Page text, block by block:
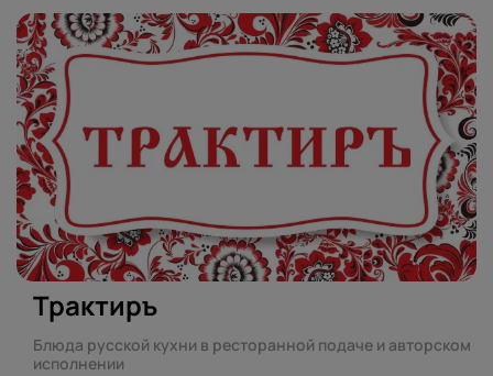
Трактиръ
Блюда русской кухни в ресторанной подаче и авторском
исполнении